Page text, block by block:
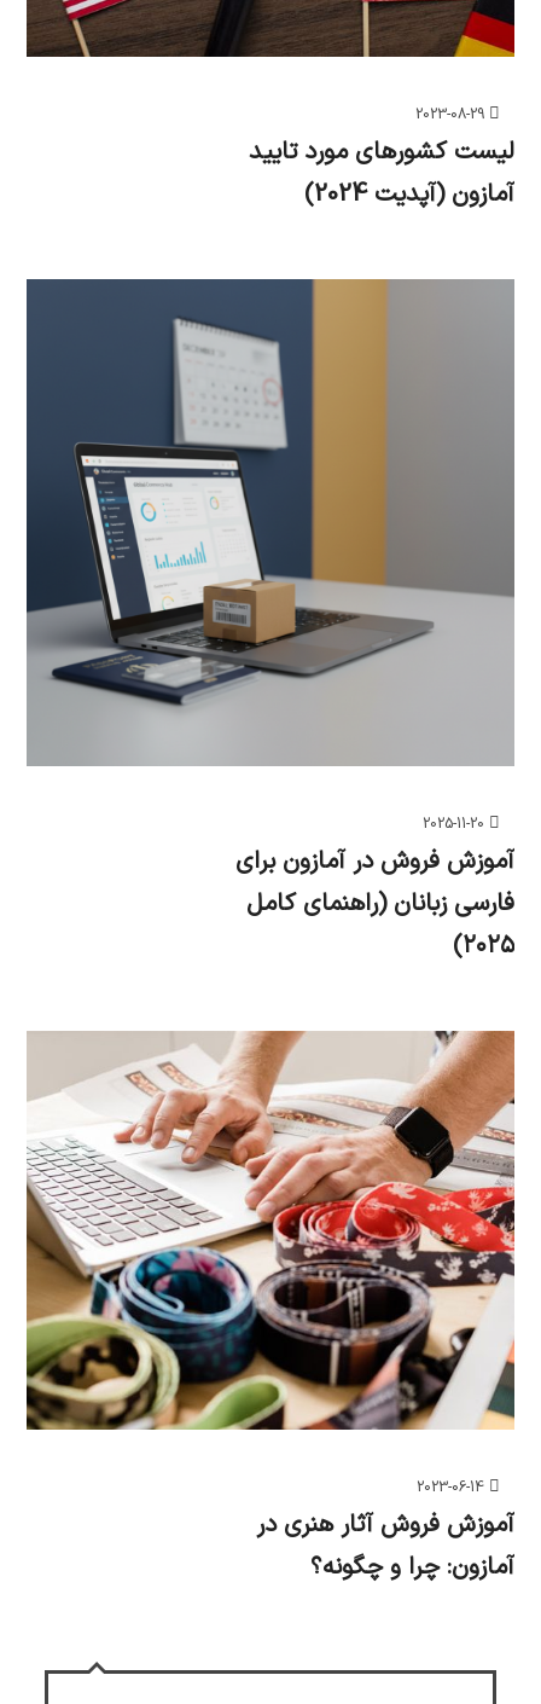
2023-08-29
لیست کشورهای مورد تایید
آمازون (آپدیت 2024)
2025-11-20
آموزش فروش در آمازون برای
فارسی زبانان (راهنمای کامل
۲۰۲۵)
2023-06-14
آموزش فروش آثار هنری در
آمازون: چرا و چگونه؟